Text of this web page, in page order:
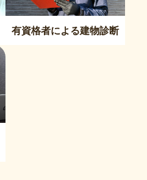
有資格者による建物診断